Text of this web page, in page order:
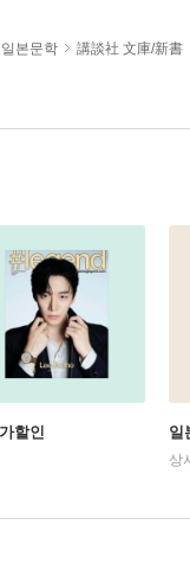
일본문학
講談社 文庫/新書
할인 일
상